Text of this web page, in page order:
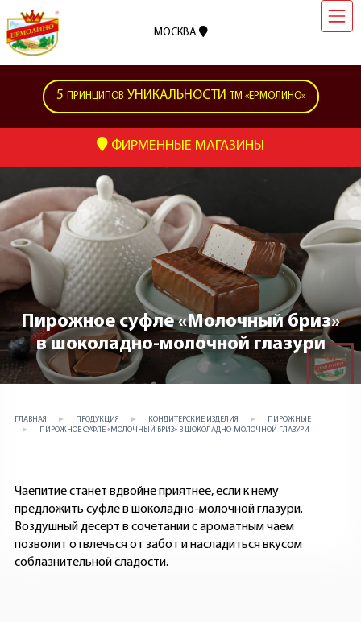
МОСКВА
5 ПРИНЦИПОВ УНИКАЛЬНОСТИ ТМ «ЕРМОЛИНО»
ФИРМЕННЫЕ МАГАЗИНЫ
Пирожное суфле «Молочный бриз»
в шоколадно-молочной глазури
ГЛАВНАЯ ПРОДУКЦИЯ КОНДИТЕРСКИЕ ИЗДЕЛИЯ
ПИРОЖНЫЕ
ПИРОЖНОЕ СУФЛЕ «МОЛОЧНЫЙ БРИЗ» В ШОКОЛАДНО-МОЛОЧНОЙ ГЛАЗУРИ
Чаепитие станет вдвойне приятнее, если к нему
предложить суфле в шоколадно-молочной глазури.
Воздушный десерт в сочетании с ароматным чаем
позволит отвлечься от забот и насладиться вкусом
соблазнительной сладости.